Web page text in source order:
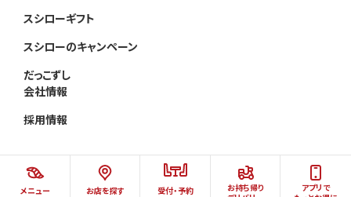
メニュー お店を探す 受付・予約
お持ち帰り
アプリで
スシローギフト
スシローのキャンペーン
だっこずし
会社情報
採用情報
©AKINDO SUSHIRO CO.,LTD.ALL RIGHTS RESERVED.